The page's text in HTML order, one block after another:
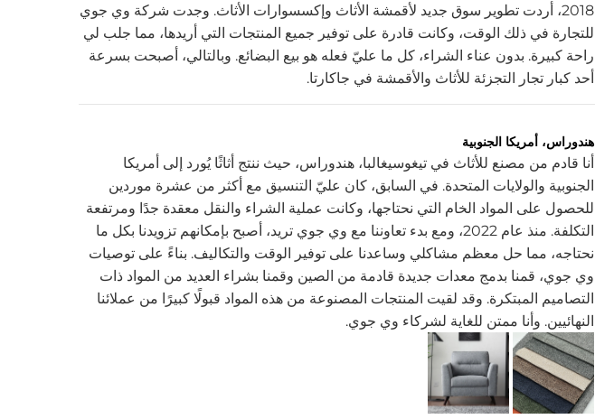
2018، أردت تطوير سوق جديد لأقمشة الأثاث وإكسسوارات الأثاث. وجدت شركة وي جوي
للتجارة في ذلك الوقت، وكانت قادرة على توفير جميع المنتجات التي أريدها، مما جلب لي
راحة كبيرة. بدون عناء الشراء، كل ما عليّ فعله هو بيع البضائع. وبالتالي، أصبحت بسرعة
أحد كبار تجار التجزئة للأثاث والأقمشة في جاكارتا.
هندوراس، أمريكا الجنوبية
أنا قادم من مصنع للأثاث في تيغوسيغالبا، هندوراس، حيث ننتج أثاثًا يُورد إلى أمريكا
الجنوبية والولايات المتحدة. في السابق، كان عليّ التنسيق مع أكثر من عشرة موردين
للحصول على المواد الخام التي نحتاجها، وكانت عملية الشراء والنقل معقدة جدًا ومرتفعة
التكلفة. منذ عام 2022، ومع بدء تعاوننا مع وي جوي تريد، أصبح بإمكانهم تزويدنا بكل ما
نحتاجه، مما حل معظم مشاكلي وساعدنا على توفير الوقت والتكاليف. بناءً على توصيات
وي جوي، قمنا بدمج معدات جديدة قادمة من الصين وقمنا بشراء العديد من المواد ذات
التصاميم المبتكرة. وقد لقيت المنتجات المصنوعة من هذه المواد قبولًا كبيرًا من عملائنا
النهائيين. وأنا ممتن للغاية لشركاء وي جوي.